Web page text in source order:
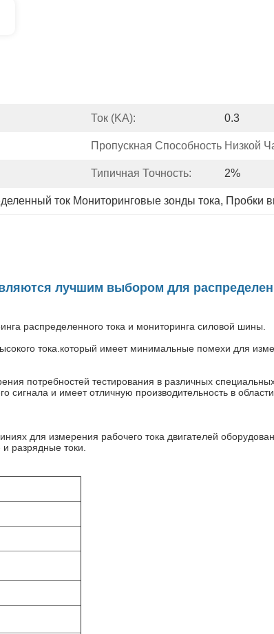
Ток (KA): 0.3
Пропускная Способность Низкой
Типичная Точность: 2%
ток Мониторинговые зонды тока, Пробки
лучшим выбором для
распределенного тока и мониторинга силовой шины.
тока.который имеет минимальные помехи для
потребностей тестирования в различных
и имеет отличную производительность в
для измерения рабочего тока двигателей
разрядные токи.